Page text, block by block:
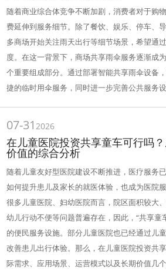
随着商业综合体竞争不断加剧，消费者对于购
费延伸到服务细节。除了餐饮、娱乐、停车、
多商场开始关注雨天出行等细节场景，希望通
度。在这一背景下，商场共享雨伞服务逐渐成
个重要组成部分。通过部署智能共享雨伞设备
捷的临时用伞服务，同时进一步完善公共服务设
07-312026
在儿童医院投资共享童车可行吗
价值的综合分析
随着儿童友好型医院建设不断推进，医疗服务
如何提升患儿及家长的就医体验，也成为医院
很多儿童医院、妇幼医院而言，院区面积较大
幼儿行动不便等问题普遍存在，因此，“共享童
的便民服务设施。部分儿童医院也已经通过儿
改善患儿出行体验。那么，在儿童医院投资共
际需求、应用场景、运营模式以及长期价值几个